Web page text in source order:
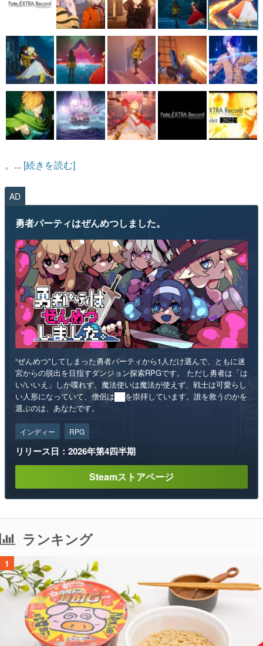
。... [続きを読む]
AD
勇者パーティはぜんめつしました。
“ぜんめつ”してしまった勇者パーティから1人だけ選んで、ともに迷
宮からの脱出を目指すダンジョン探索RPGです。 ただし勇者は「は
い/いいえ」しか喋れず、魔法使いは魔法が使えず、戦士は可愛らし
い人形になっていて、僧侶は██を崇拝しています。誰を救うのかを
選ぶのは、あなたです。
インディー RPG
リリース日：2026年第4四半期
Steamストアページ
ランキング
1